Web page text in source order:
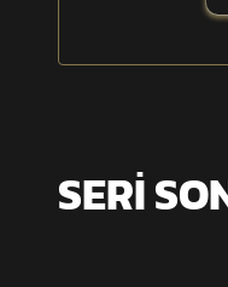
5.56 / 7.62 / MPT-
SERİ